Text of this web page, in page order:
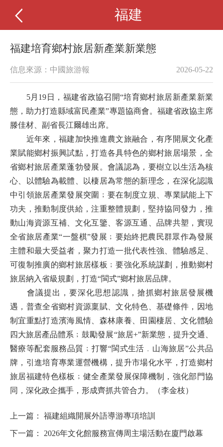
福建
福建培育鄉村旅居新產業新業態
信息來源：中國旅游報 2026-05-22
5月19日，福建省政協召開“培育鄉村旅居新產業新業
態，助力打造縣域富民產業”專題協商會。福建省政協主席
滕佳材、副省長江爾雄出席。
近年來，福建加快推進農文旅融合，有序開展文化產
業賦能鄉村振興試點，打造各具特色的鄉村旅居場景，全
省鄉村旅居產業蓬勃發展。會議認為，要樹立以生活為核
心、以體驗為載體、以棲居為常態的新理念，在深化認識
中引領旅居產業發展突圍﹔要在制度立規、專業賦能上下
功夫，推動制度供給，注重整體規劃，堅持協同發力，推
動山海資源互補、文化互鑒、客源互通、品牌共塑，實現
全省旅居產業“一盤棋”發展﹔要始終把農民群眾作為發展
主體和最大受益者，聚力打造一批代表性強、體驗感足、
可復制推廣的鄉村旅居樣板﹔要強化系統謀劃，推動鄉村
旅居納入省級規劃，打造“閩式”鄉村旅居品牌。
會議提出，要深化思想認識，搶抓鄉村旅居發展機
遇，普查全省鄉村資源稟賦、文化特色、基礎條件，因地
制宜重點打造濱海風情、森林康養、田園棲居、文化體驗
四大旅居產品體系﹔鼓勵發展“旅居+”新業態，提升交通、
醫療等配套服務品質﹔打響“閩式生活﹒山海旅居”公共品
牌，引進培育專業運營機構，提升市場化水平，打造鄉村
旅居福建特色樣板﹔健全產業發展保障機制，強化部門協
同，深化政企攜手，形成齊抓共管合力。（李金枝）
上一篇： 福建組織開展外語導游專項培訓
下一篇： 2026年文化館服務宣傳周主場活動在廈門啟幕